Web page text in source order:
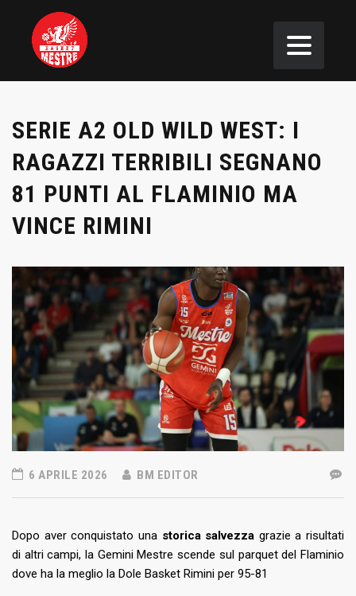
SERIE A2 OLD WILD WEST: I
RAGAZZI TERRIBILI SEGNANO
81 PUNTI AL FLAMINIO MA
VINCE RIMINI
6 APRILE 2026 BM EDITOR
Dopo aver conquistato una storica salvezza grazie a risultati
di altri campi, la Gemini Mestre scende sul parquet del Flaminio
dove ha la meglio la Dole Basket Rimini per 95-81